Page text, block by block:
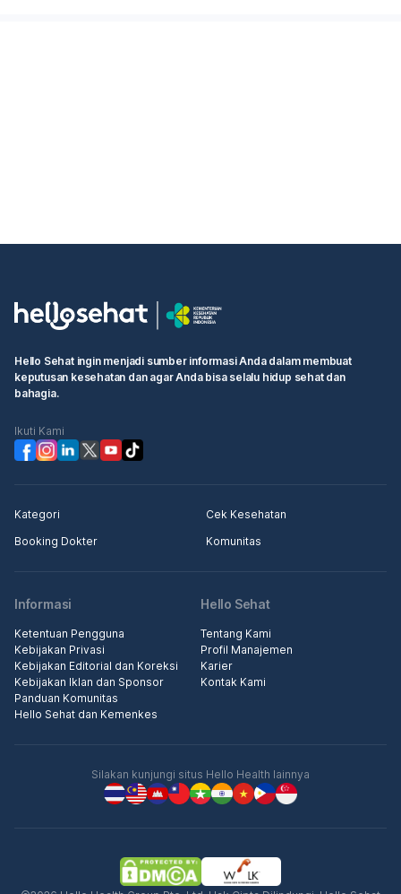
Hello Sehat ingin menjadi sumber informasi Anda dalam membuat
keputusan kesehatan dan agar Anda bisa selalu hidup sehat dan
bahagia.
Ikuti Kami
Kategori
Cek Kesehatan
Booking Dokter
Komunitas
Informasi
Ketentuan Pengguna
Kebijakan Privasi
Kebijakan Editorial dan Koreksi
Kebijakan Iklan dan Sponsor
Panduan Komunitas
Hello Sehat dan Kemenkes
Hello Sehat
Tentang Kami
Profil Manajemen
Karier
Kontak Kami
Silakan kunjungi situs Hello Health lainnya